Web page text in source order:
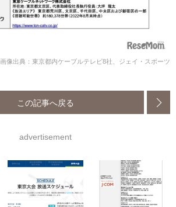
画像出典：東京都内ケーブルテレビ8社、ジェイ・スポーツ
この記事へ戻る
advertisement